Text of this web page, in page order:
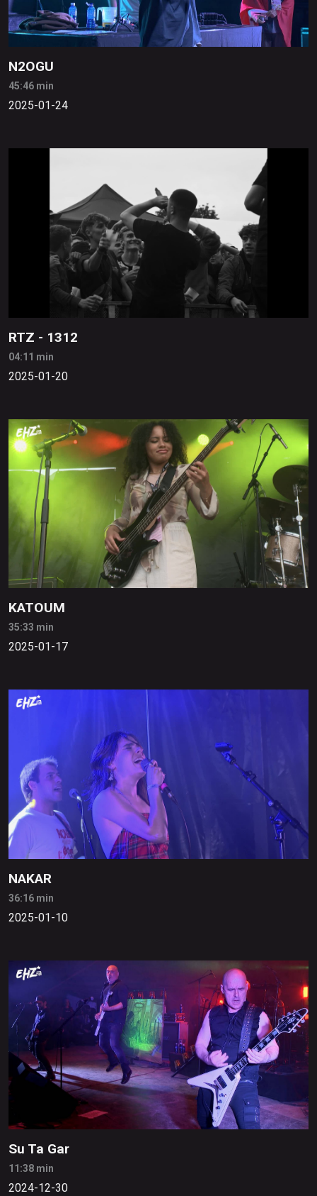
N2OGU
45:46 min
2025-01-24
RTZ - 1312
04:11 min
2025-01-20
KATOUM
35:33 min
2025-01-17
NAKAR
36:16 min
2025-01-10
Su Ta Gar
11:38 min
2024-12-30